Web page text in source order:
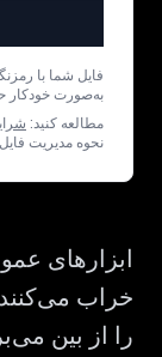
فایل شما با
به‌صورت خودکار
مطالعه کنید:
نحوه مدیریت
ابزارهای
خراب